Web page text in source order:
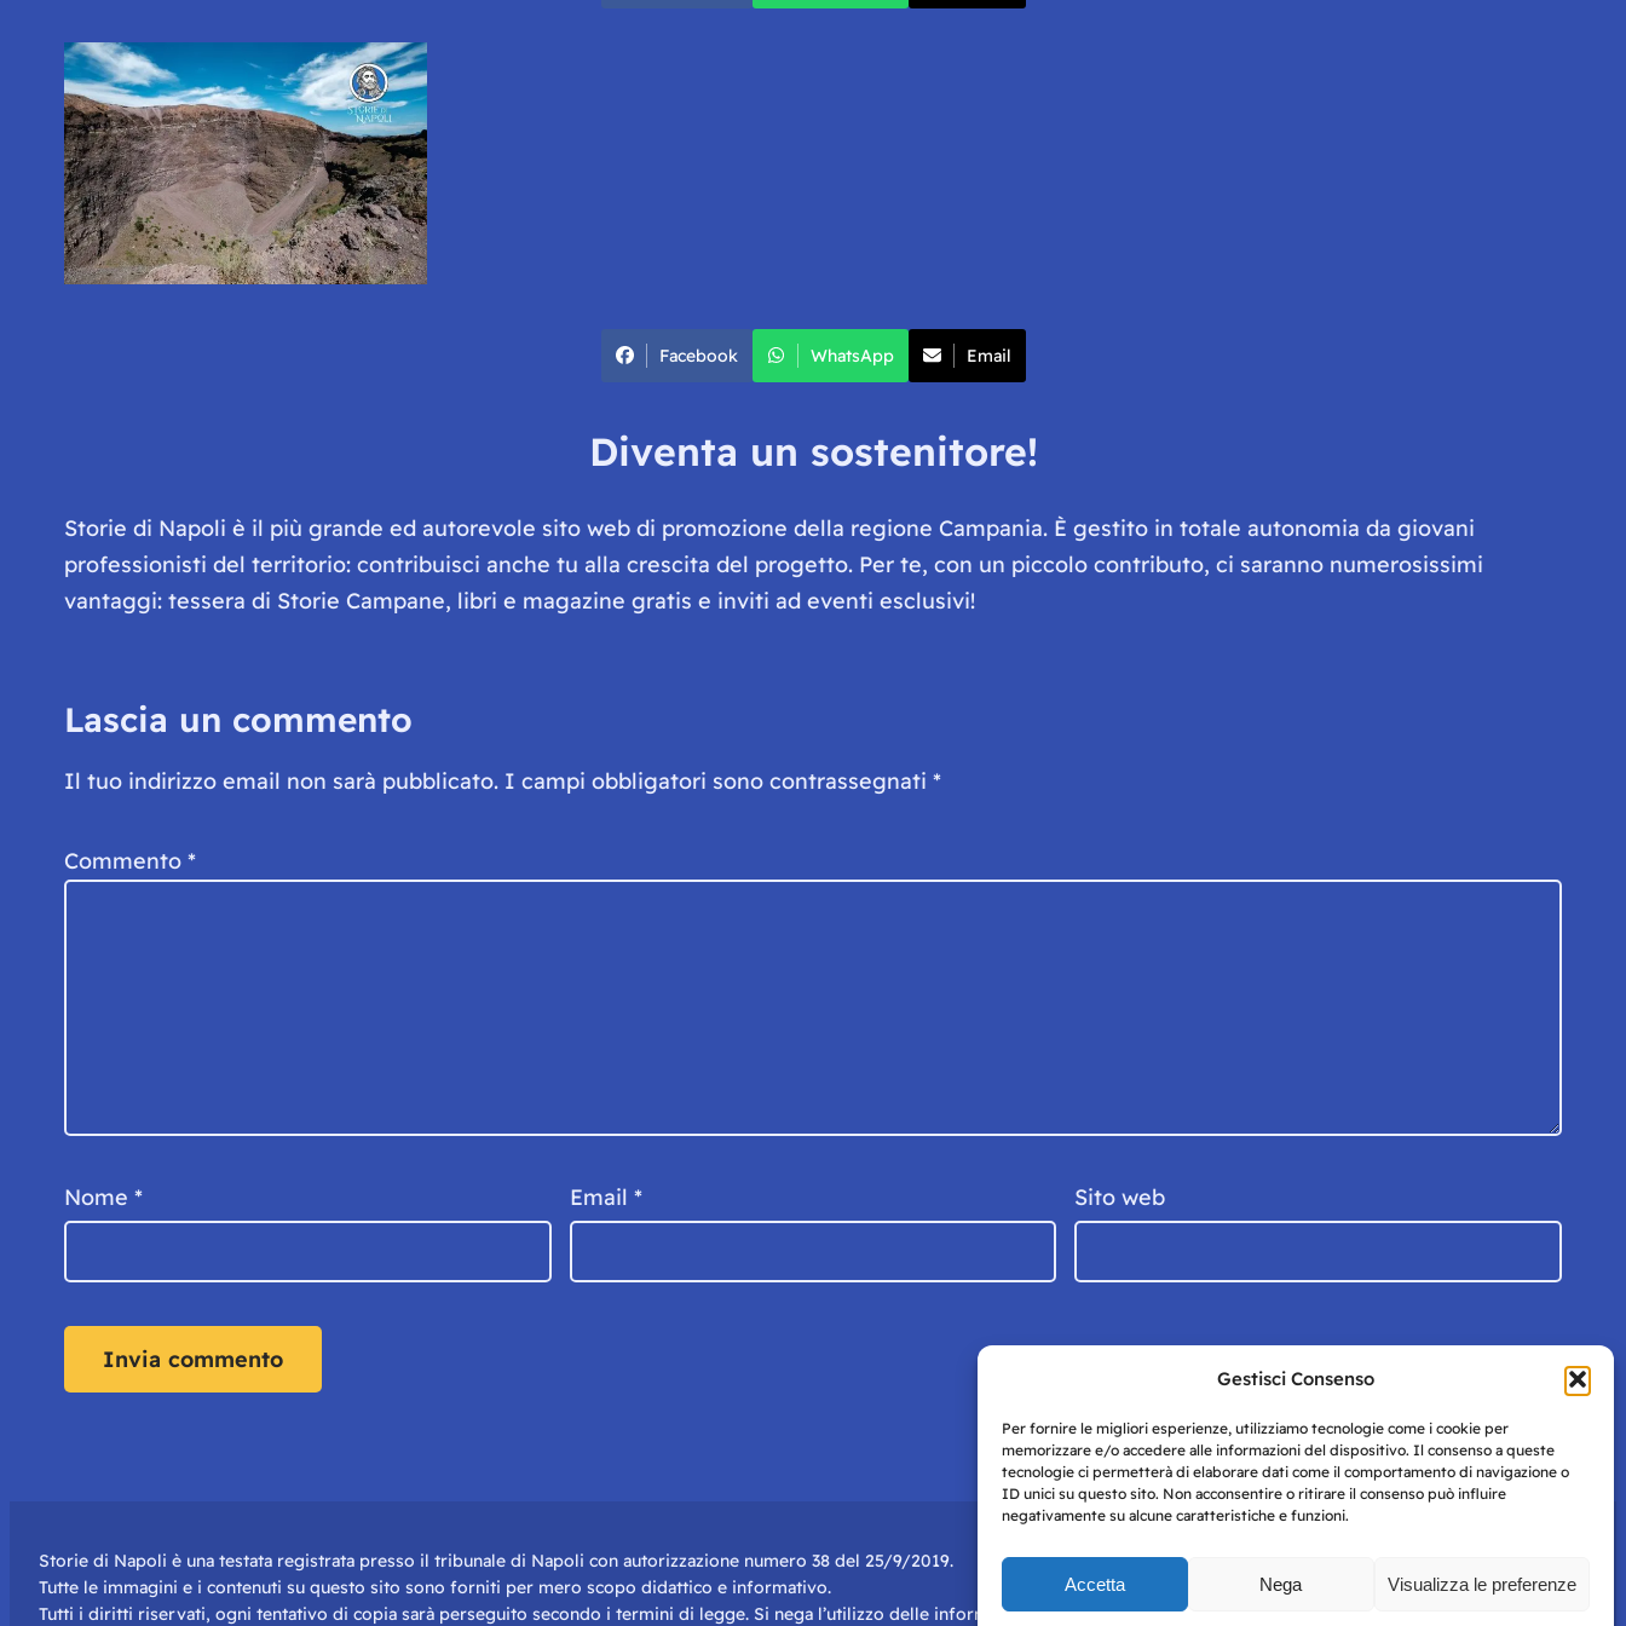
Gestisci Consenso
Per fornire le migliori esperienze, utilizziamo tecnologie come i cookie per
memorizzare e/o accedere alle informazioni del dispositivo. Il consenso a queste
tecnologie ci permetterà di elaborare dati come il comportamento di navigazione o
ID unici su questo sito. Non acconsentire o ritirare il consenso può influire
negativamente su alcune caratteristiche e funzioni.
Accetta Nega Visualizza le preferenze
Facebook WhatsApp Email
Diventa un sostenitore!
Storie di Napoli è il più grande ed autorevole sito web di promozione della regione Campania. È gestito in totale autonomia da giovani
professionisti del territorio: contribuisci anche tu alla crescita del progetto. Per te, con un piccolo contributo, ci saranno numerosissimi
vantaggi: tessera di Storie Campane, libri e magazine gratis e inviti ad eventi esclusivi!
Lascia un commento
Il tuo indirizzo email non sarà pubblicato. I campi obbligatori sono contrassegnati *
Commento *
Nome * Email * Sito web
Storie di Napoli è una testata registrata presso il tribunale di Napoli con autorizzazione numero 38 del 25/9/2019.
Tutte le immagini e i contenuti su questo sito sono forniti per mero scopo didattico e informativo.
Tutti i diritti riservati, ogni tentativo di copia sarà perseguito secondo i termini di legge. Si nega l’utilizzo delle informazioni in questo Policy